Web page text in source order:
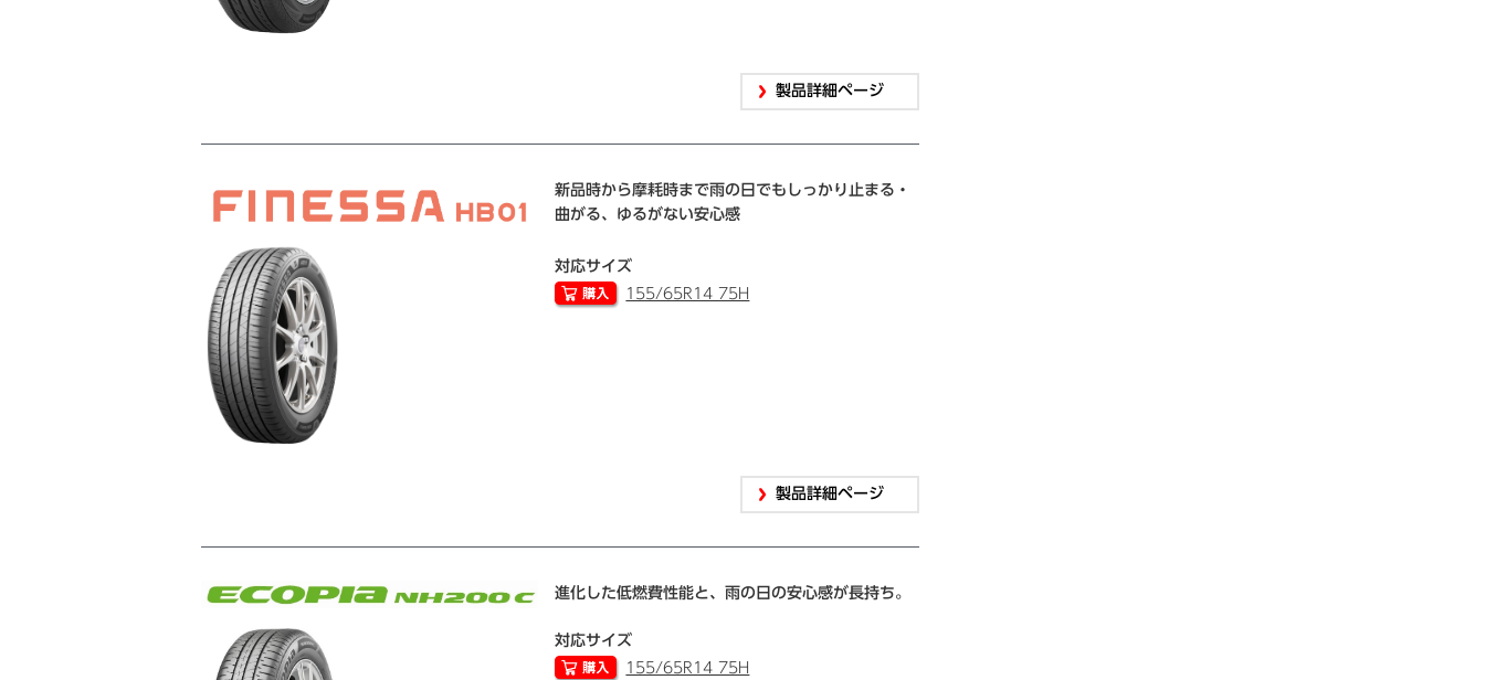
製品詳細ページ
新品時から摩耗時まで雨の日でもしっかり止まる・
曲がる、ゆるがない安心感
対応サイズ
155/65R14 75H
製品詳細ページ
進化した低燃費性能と、雨の日の安心感が長持ち。
対応サイズ
155/65R14 75H